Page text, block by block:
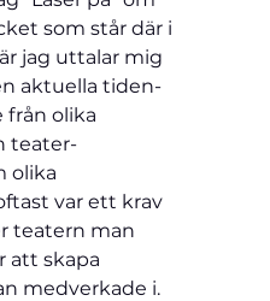
som står där i
jag uttalar mig
aktuella tiden-
från olika
teater-
olika
var ett krav
teatern man
att skapa
medverkade i.